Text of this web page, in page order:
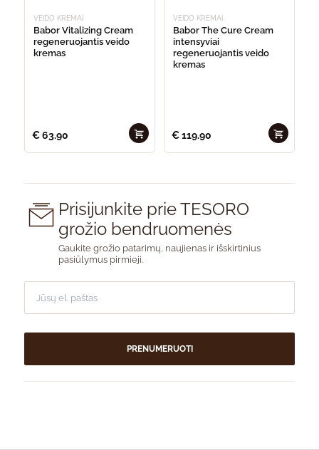
VEIDO KREMAI
Babor Vitalizing Cream
regeneruojantis veido
kremas
€63.90
VEIDO KREMAI
Babor The Cure Cream
intensyviai
regeneruojantis veido
kremas
€119.90
Prisijunkite prie TESORO
grožio bendruomenės
Gaukite grožio patarimų, naujienas ir išskirtinius
pasiūlymus pirmieji.
PRENUMERUOTI